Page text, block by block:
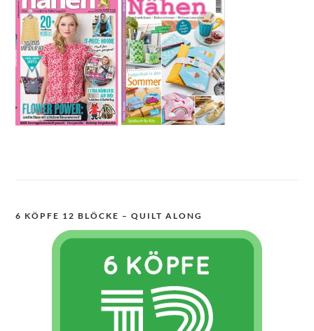
6 KÖPFE 12 BLÖCKE – QUILT ALONG